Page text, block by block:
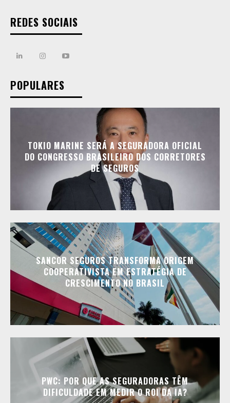
REDES SOCIAIS
POPULARES
TOKIO MARINE SERÁ A SEGURADORA OFICIAL
DO CONGRESSO BRASILEIRO DOS CORRETORES
DE SEGUROS
SANCOR SEGUROS TRANSFORMA ORIGEM
COOPERATIVISTA EM ESTRATÉGIA DE
CRESCIMENTO NO BRASIL
PWC: POR QUE AS SEGURADORAS TÊM
DIFICULDADE EM MEDIR O ROI DA IA?